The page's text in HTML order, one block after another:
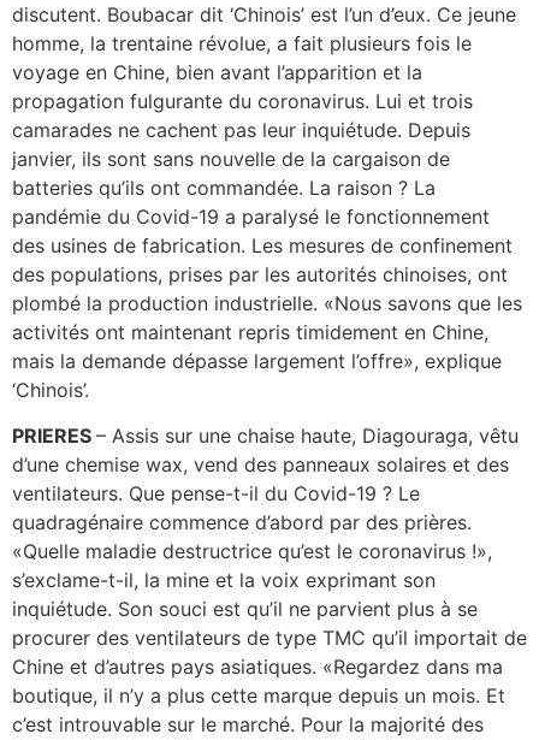
discutent. Boubacar dit ‘Chinois’ est l’un d’eux. Ce jeune
homme, la trentaine révolue, a fait plusieurs fois le
voyage en Chine, bien avant l’apparition et la
propagation fulgurante du coronavirus. Lui et trois
camarades ne cachent pas leur inquiétude. Depuis
janvier, ils sont sans nouvelle de la cargaison de
batteries qu’ils ont commandée. La raison ? La
pandémie du Covid-19 a paralysé le fonctionnement
des usines de fabrication. Les mesures de confinement
des populations, prises par les autorités chinoises, ont
plombé la production industrielle. «Nous savons que les
activités ont maintenant repris timidement en Chine,
mais la demande dépasse largement l’offre», explique
‘Chinois’.
PRIERES – Assis sur une chaise haute, Diagouraga, vêtu
d’une chemise wax, vend des panneaux solaires et des
ventilateurs. Que pense-t-il du Covid-19 ? Le
quadragénaire commence d’abord par des prières.
«Quelle maladie destructrice qu’est le coronavirus !»,
s’exclame-t-il, la mine et la voix exprimant son
inquiétude. Son souci est qu’il ne parvient plus à se
procurer des ventilateurs de type TMC qu’il importait de
Chine et d’autres pays asiatiques. «Regardez dans ma
boutique, il n’y a plus cette marque depuis un mois. Et
c’est introuvable sur le marché. Pour la majorité des